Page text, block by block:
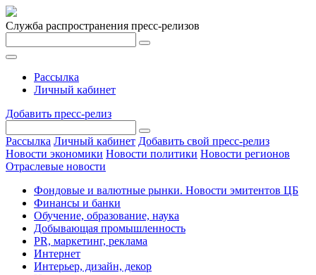
Служба распространения пресс-релизов
Рассылка
Личный кабинет
Добавить пресс-релиз
Рассылка Личный кабинет Добавить свой пресс-релиз
Новости экономики Новости политики Новости регионов
Отраслевые новости
Фондовые и валютные рынки. Новости эмитентов ЦБ
Финансы и банки
Обучение, образование, наука
Добывающая промышленность
PR, маркетинг, реклама
Интернет
Интерьер, дизайн, декор